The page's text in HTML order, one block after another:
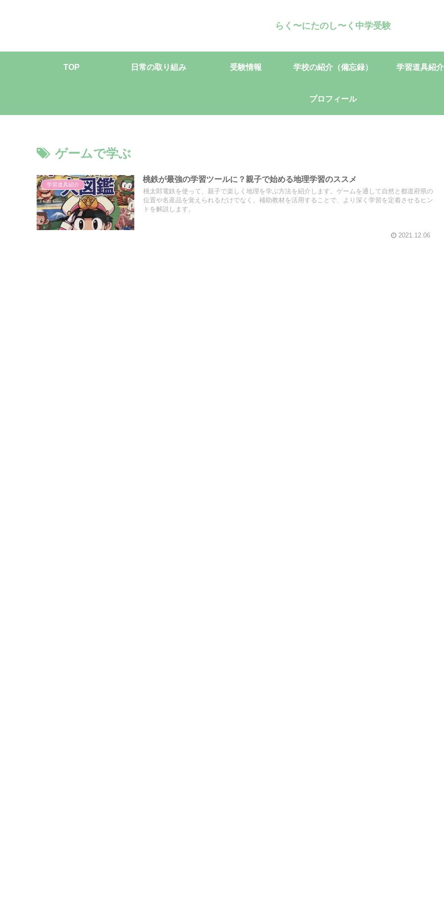
らく〜にたのし〜く中学受験
TOP 日常の取り組み 受験情報 学校の紹介（備忘録） 学習道具紹介
プロフィール
ゲームで学ぶ
学習道具紹介
桃鉄が最強の学習ツールに？親子で始める地理学習のススメ
桃太郎電鉄を使って、親子で楽しく地理を学ぶ方法を紹介します。ゲームを通して自然と都道府県の
位置や名産品を覚えられるだけでなく、補助教材を活用することで、より深く学習を定着させるヒン
トを解説します。
2021.12.06